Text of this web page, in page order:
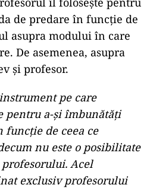
de predare în funcţie de
asupra modului în care
De asemenea, asupra
și profesor.
pe care
pentru a-şi îmbunătăţi
funcţie de ceea ce
nu este o posibilitate
profesorului. Acel
exclusiv profesorului